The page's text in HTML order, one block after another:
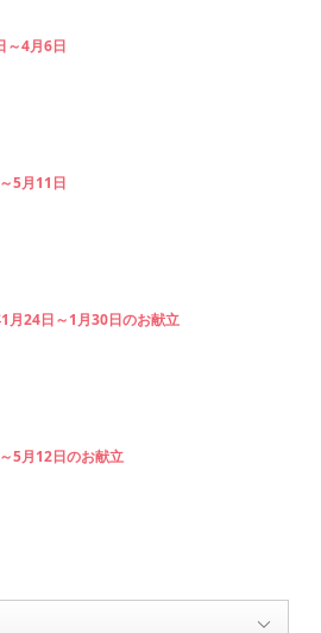
～4月6日
5月11日
月24日～1月30日のお献立
5月12日のお献立